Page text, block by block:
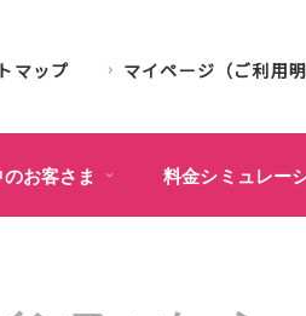
マップ マイページ（ご利用明
お客さま 料金シミュレー